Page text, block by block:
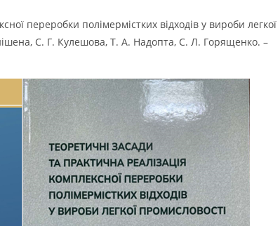
переробки полімермістких відходів у вироби легкої
С. Г. Кулешова, Т. А. Надопта, С. Л. Горященко. –